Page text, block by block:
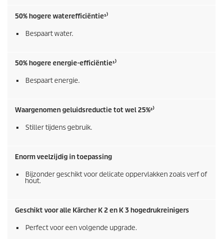
50% hogere waterefficiëntie¹⁾
Bespaart water.
50% hogere energie-efficiëntie¹⁾
Bespaart energie.
Waargenomen geluidsreductie tot wel 25%²⁾
Stiller tijdens gebruik.
Enorm veelzijdig in toepassing
Bijzonder geschikt voor delicate oppervlakken zoals verf of
hout.
Geschikt voor alle Kärcher K 2 en K 3 hogedrukreinigers
Perfect voor een volgende upgrade.